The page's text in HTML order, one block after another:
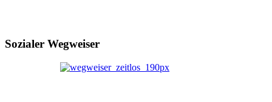
Sozialer Wegweiser